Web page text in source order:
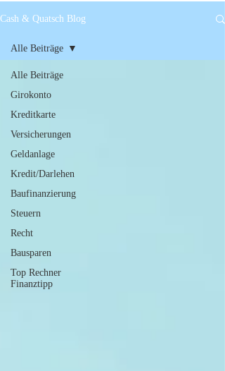
Cash & Quatsch Blog
Alle Beiträge
Girokonto
Kreditkarte
Versicherungen
Geldanlage
Kredit/Darlehen
Baufinanzierung
Steuern
Recht
Bausparen
Top Rechner
Finanztipp
Alle Beiträge